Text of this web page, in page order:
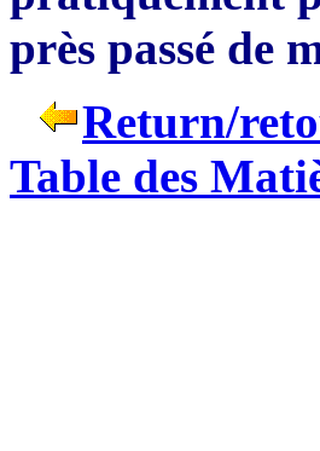
près passé de
Return/
Table des